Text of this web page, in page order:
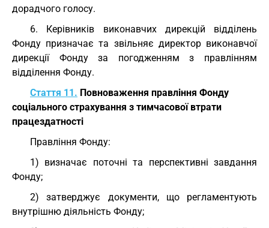
дорадчого голосу.
6. Керівників виконавчих дирекцій відділень
Фонду призначає та звільняє директор виконавчої
дирекції Фонду за погодженням з правлінням
відділення Фонду.
Стаття 11. Повноваження правління Фонду
соціального страхування з тимчасової втрати
працездатності
Правління Фонду:
1) визначає поточні та перспективні завдання
Фонду;
2) затверджує документи, що регламентують
внутрішню діяльність Фонду;